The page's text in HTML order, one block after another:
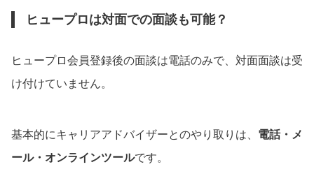
ヒュープロは対面での面談も可能？
ヒュープロ会員登録後の面談は電話のみで、対面面談は受
け付けていません。
基本的にキャリアアドバイザーとのやり取りは、 電話・メ
ール・オンラインツールです。